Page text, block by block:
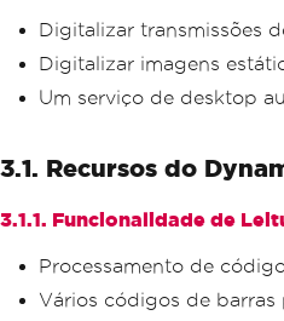
Digitalizar transmissões
Digitalizar imagens
Um serviço de desktop
3.1. Recursos do
3.1.1. Funcionalidade de
Processamento de
Vários códigos de barras